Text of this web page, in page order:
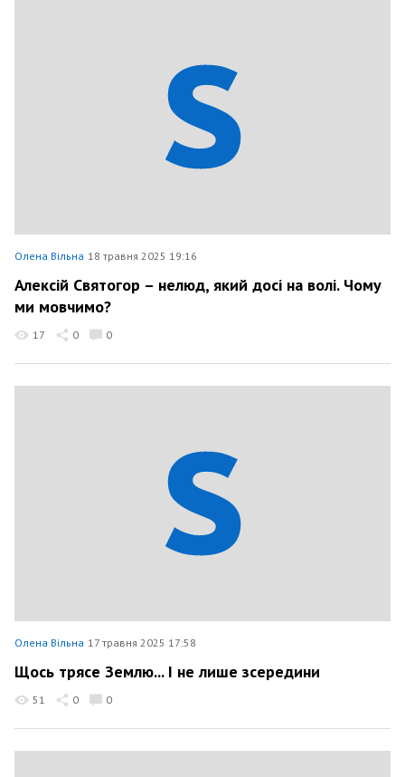
Олена Вільна 18 травня 2025 19:16
Алексій Святогор – нелюд, який досі на волі. Чому
ми мовчимо?
17 0 0
Олена Вільна 17 травня 2025 17:58
Щось трясе Землю... І не лише зсередини
51 0 0